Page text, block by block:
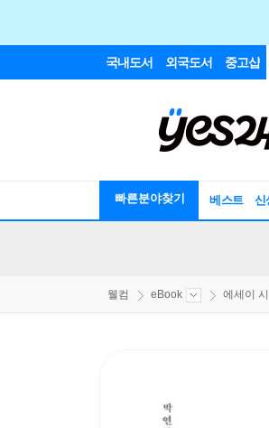
국내도서 외국도서 중고샵
빠른분야찾기 베스트 신
웰컴 eBook 에세이 시